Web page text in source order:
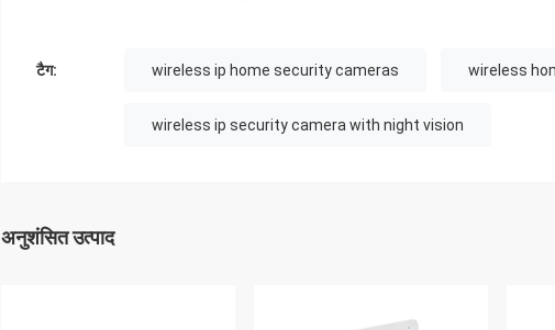
टैग: wireless ip home security cameras wireless
wireless ip security camera with night vision
अनुशंसित उत्पाद